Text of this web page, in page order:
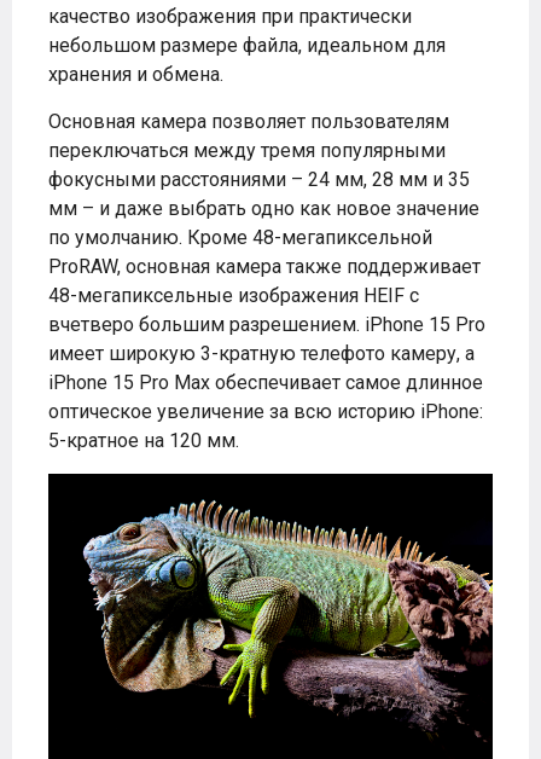
качество изображения при практически
небольшом размере файла, идеальном для
хранения и обмена.
Основная камера позволяет пользователям
переключаться между тремя популярными
фокусными расстояниями – 24 мм, 28 мм и 35
мм – и даже выбрать одно как новое значение
по умолчанию. Кроме 48-мегапиксельной
ProRAW, основная камера также поддерживает
48-мегапиксельные изображения HEIF с
вчетверо большим разрешением. iPhone 15 Pro
имеет широкую 3-кратную телефото камеру, а
iPhone 15 Pro Max обеспечивает самое длинное
оптическое увеличение за всю историю iPhone:
5-кратное на 120 мм.